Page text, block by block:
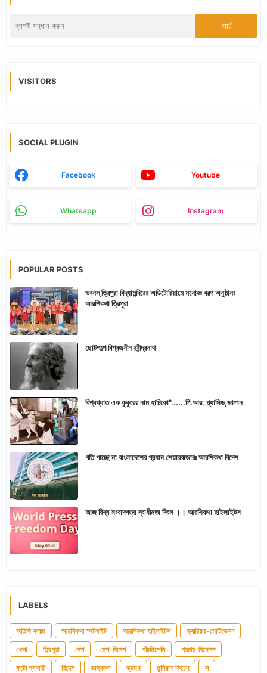
VISITORS
SOCIAL PLUGIN
Facebook Youtube
Whatsapp Instagram
POPULAR POSTS
ভবনস্ ত্রিপুরা বিদ্যামন্দিরের অডিটোরিয়ামে মনোজ্ঞ বরণ অনুষ্ঠানঃ
আরশিকথা ত্রিপুরা
ছোটগল্পে বিশ্বজনীন রবীন্দ্রনাথ
বিশ্বখ্যাত এক কুকুরের নাম হাচিকো"......পি.আর. প্ল্যাসিড,জাপান
গতি পাচ্ছে না বাংলাদেশের প্রধান শেয়ারবাজারঃ আরশিকথা বিদেশ
আজ বিশ্ব সংবাদপত্র স্বাধীনতা দিবস ।। আরশিকথা হাইলাইটস
LABELS
অতিথি কলাম আরশিকথা স্পটলাইট আরশিকথা হাইলাইটস ক্যারিয়ার-মোটিভেশন
খেলা ত্রিপুরা দেশ দেশ-বিদেশ পাঁচমিশেলি প্রচার-বিনোদন
ফটো গ্যালারী বিদেশ ভাগ্যফল ভ্রমণ মুন্সিয়ানা কিচেন স